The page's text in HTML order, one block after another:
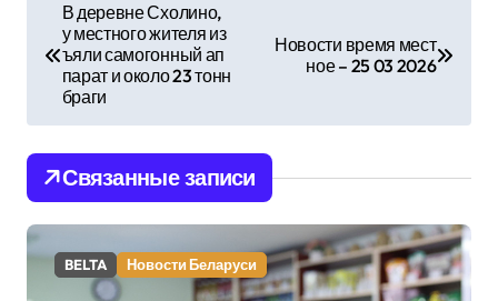
и
г
а
В деревне Схолино,
у местного жителя из
ъяли самогонный ап
парат и около 23 тонн
браги
Новости время мест
ное – 25 03 2026
Связанные записи
BELTA Новости Беларуси